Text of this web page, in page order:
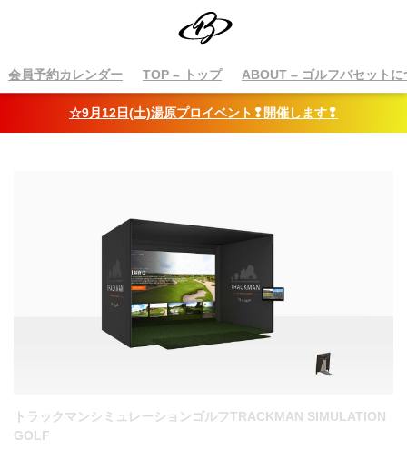
会員予約カレンダー TOP – トップ ABOUT – ゴルフバセットに
☆9月12日(土)湯原プロイベント❢開催します❢
トラックマンシミュレーションゴルフTRACKMAN SIMULATION
GOLF